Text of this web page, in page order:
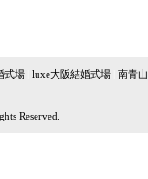
式場| luxe大阪結婚式場| 南青山
Reserved.